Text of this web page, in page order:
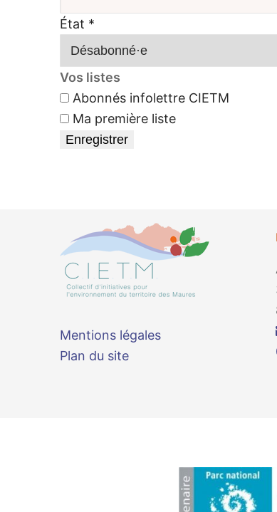
État *
Vos listes
Abonnés infolettre CIETM
Ma première liste
Mentions légales
Plan du site